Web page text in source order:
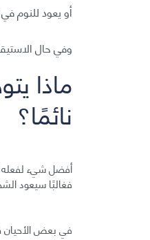
أو يعود للنوم
وفي حال
ماذا
نائمًا؟
أفضل شيء لفعله
فغالبًا سيعود
في بعض الأحيان